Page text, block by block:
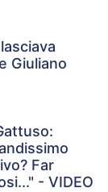
Giuliano
Far
- VIDEO